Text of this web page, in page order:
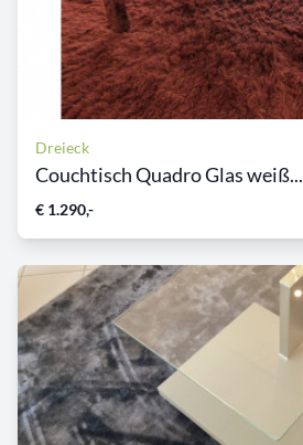
Dreieck
Couchtisch Quadro Glas weiß...
€ 1.290,-